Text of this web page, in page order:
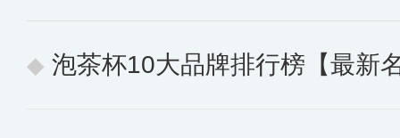
泡茶杯10大品牌排行榜【最新